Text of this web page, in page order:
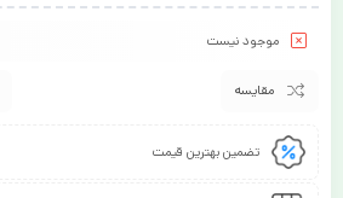
موجود نیست
مقایسه
تضمین بهترین قیمت